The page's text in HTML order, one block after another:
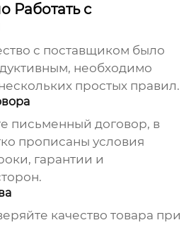
Работать с
с поставщиком было
необходимо
простых правил.
письменный договор, в
прописаны условия
гарантии и
качество товара при